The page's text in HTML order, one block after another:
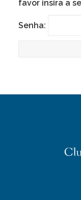
favor insira a
Senha: